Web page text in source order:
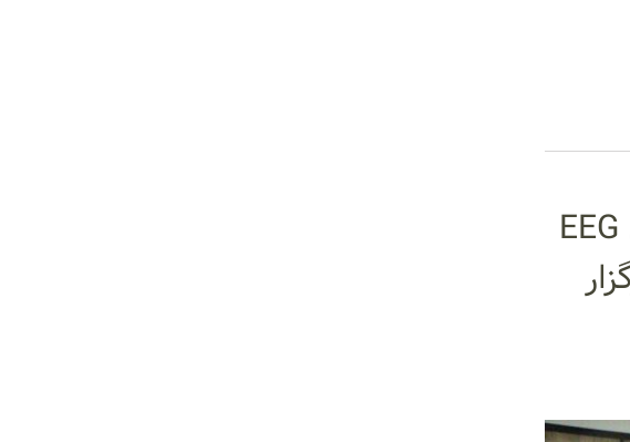
هشتمین کارگاه پیشرفته ثبت،تحلیل و پردازش سیگنالهای EEG